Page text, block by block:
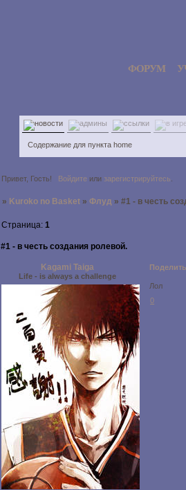
ФОРУМ
Содержание для пункта home
Привет, Гость! Войдите или зарегистрируйтесь
» Kuroko no Basket »Флуд »#1 - в честь
#1 - в честь создания ролевой.
Страница:1
Kagami Taiga
Life - is always a challenge
Лол
0